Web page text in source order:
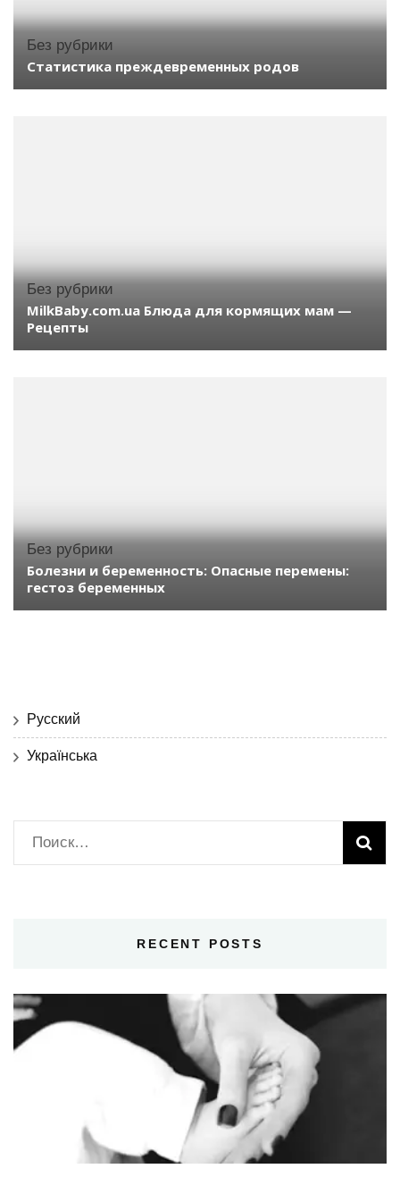
Без рубрики
Статистика преждевременных родов
Без рубрики
MilkBaby.com.ua Блюда для кормящих мам —
Рецепты
Без рубрики
Болезни и беременность: Опасные перемены:
гестоз беременных
Русский
Українська
Найти:
RECENT POSTS